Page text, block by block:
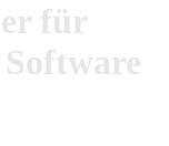
für